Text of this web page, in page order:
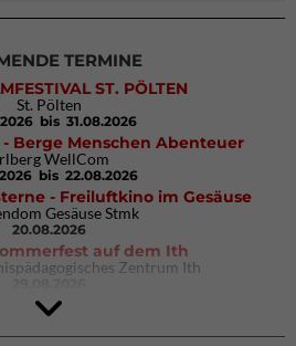
TERMINE
ST. PÖLTEN
St. Pölten
bis 31.08.2026
Berge Menschen Abenteuer
WellCom
bis 22.08.2026
- Freiluftkino im Gesäuse
Gesäuse Stmk
20.08.2026
auf dem Ith
Zentrum Ith
Master Arco
Arco (IT)
bis 04.10.2026